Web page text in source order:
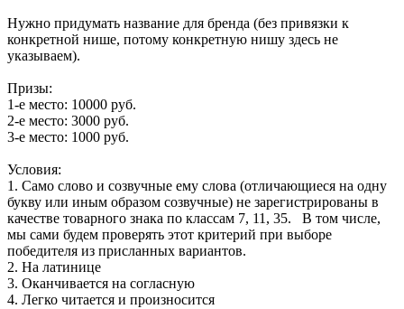
Нужно придумать название для бренда (без привязки к
конкретной нише, потому конкретную нишу здесь не
указываем).
Призы:
1-е место: 10000 руб.
2-е место: 3000 руб.
3-е место: 1000 руб.
Условия:
1. Само слово и созвучные ему слова (отличающиеся на одну
букву или иным образом созвучные) не зарегистрированы в
качестве товарного знака по классам 7, 11, 35. В том числе,
мы сами будем проверять этот критерий при выборе
победителя из присланных вариантов.
2. На латинице
3. Оканчивается на согласную
4. Легко читается и произносится